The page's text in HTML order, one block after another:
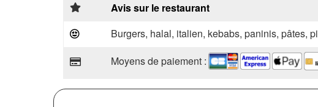
Avis sur le restaurant
Burgers, halal, italien, kebabs, paninis, pâtes,
Moyens de paiement :